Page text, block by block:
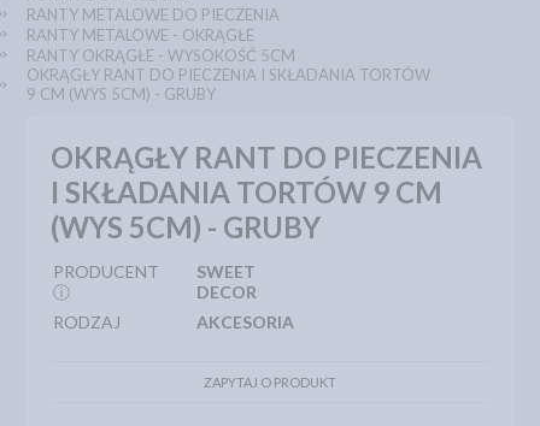
RANTY METALOWE DO PIECZENIA
RANTY METALOWE - OKRĄGŁE
RANTY OKRĄGŁE - WYSOKOŚĆ 5CM
OKRĄGŁY RANT DO PIECZENIA I SKŁADANIA TORTÓW
9 CM (WYS 5CM) - GRUBY
OKRĄGŁY RANT DO PIECZENIA
I SKŁADANIA TORTÓW 9 CM
(WYS 5CM) - GRUBY
PRODUCENT
ⓘ
SWEET
DECOR
RODZAJ
AKCESORIA
ZAPYTAJ O PRODUKT